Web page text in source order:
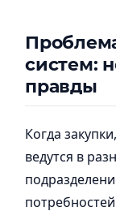
систем:
правды
Когда
ведутся в